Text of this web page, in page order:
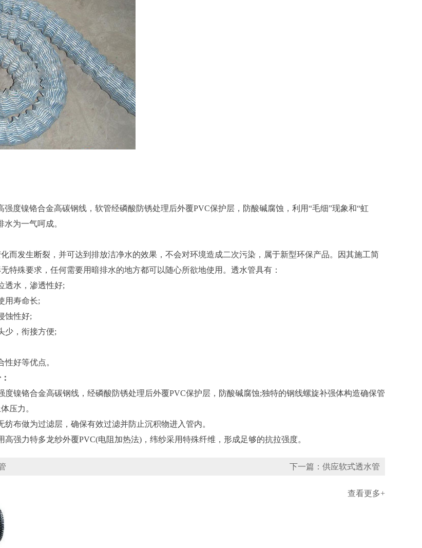
镍铬合金高碳钢线，软管经磷酸防锈处理后外覆PVC保护层，防酸碱腐蚀，利用“毛细”现象和“虹
为一气呵成。
发生断裂，并可达到排放洁净水的效果，不会对环境造成二次污染，属于新型环保产品。因其施工简
特殊要求，任何需要用暗排水的地方都可以随心所欲地使用。透水管具有：
水，渗透性好;
寿命长;
性好;
，衔接方便;
好等优点。
镍铬合金高碳钢线，经磷酸防锈处理后外覆PVC保护层，防酸碱腐蚀;独特的钢线螺旋补强体构造确保管
压力。
布做为过滤层，确保有效过滤并防止沉积物进入管内。
力特多龙纱外覆PVC(电阻加热法)，纬纱采用特殊纤维，形成足够的抗拉强度。
下一篇：供应软式透水管
查看更多+